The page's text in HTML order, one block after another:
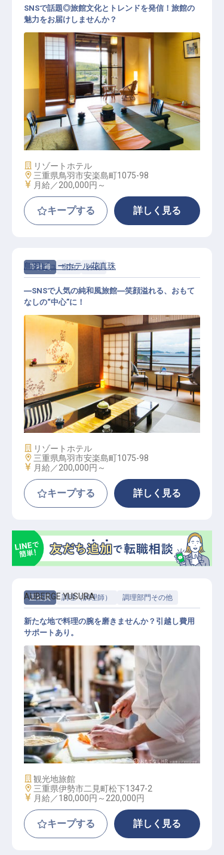
フロント│20代活躍中／寮完備／従
業員食堂あり
SNSで話題◎旅館文化とトレンドを発信！旅館の
魅力をお届けしませんか？
施設業態
リゾートホテル
勤務地
三重県鳥羽市安楽島町1075-98
給与
月給／200,000円～
キープする 詳しく見る
正社員 宿泊 仲居
仲居│20代活躍中／寮完備／従業員
食堂あり
鳥羽ビューホテル花真珠
―SNSで人気の純和風旅館―笑顔溢れる、おもて
なしの“中心”に！
施設業態
リゾートホテル
勤務地
三重県鳥羽市安楽島町1075-98
給与
月給／200,000円～
キープする 詳しく見る
正社員 調理（調理師） 調理部門その他
調理
AUBERGE YUSURA
新たな地で料理の腕を磨きませんか？引越し費用
サポートあり。
施設業態
観光地旅館
勤務地
三重県伊勢市二見町松下1347-2
給与
月給／180,000円～ 220,000円
キープする 詳しく見る